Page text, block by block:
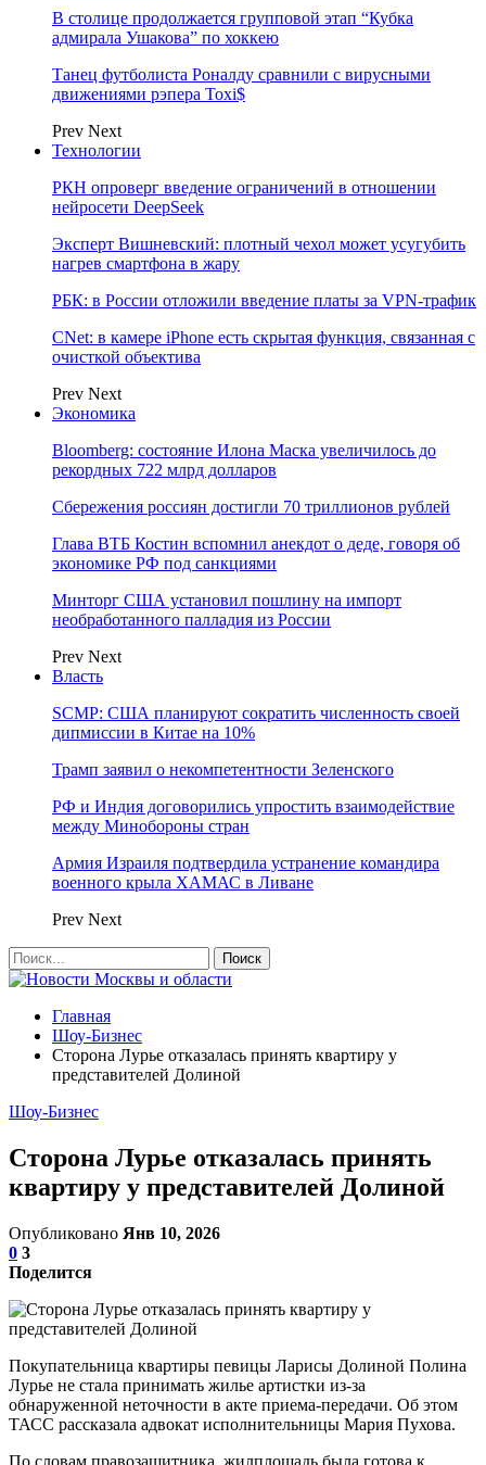
В столице продолжается групповой этап “Кубка
адмирала Ушакова” по хоккею
Танец футболиста Роналду сравнили с вирусными
движениями рэпера Toxi$
Prev Next
Технологии
РКН опроверг введение ограничений в отношении
нейросети DeepSeek
Эксперт Вишневский: плотный чехол может усугубить
нагрев смартфона в жару
РБК: в России отложили введение платы за VPN-трафик
CNet: в камере iPhone есть скрытая функция, связанная с
очисткой объектива
Prev Next
Экономика
Bloomberg: состояние Илона Маска увеличилось до
рекордных 722 млрд долларов
Сбережения россиян достигли 70 триллионов рублей
Глава ВТБ Костин вспомнил анекдот о деде, говоря об
экономике РФ под санкциями
Минторг США установил пошлину на импорт
необработанного палладия из России
Prev Next
Власть
SCMP: США планируют сократить численность своей
дипмиссии в Китае на 10%
Трамп заявил о некомпетентности Зеленского
РФ и Индия договорились упростить взаимодействие
между Минобороны стран
Армия Израиля подтвердила устранение командира
военного крыла ХАМАС в Ливане
Prev Next
Главная
Шоу-Бизнес
Сторона Лурье отказалась принять квартиру у
представителей Долиной
Шоу-Бизнес
Сторона Лурье отказалась принять
квартиру у представителей Долиной
Опубликовано Янв 10, 2026
0 3
Поделится
Покупательница квартиры певицы Ларисы Долиной Полина
Лурье не стала принимать жилье артистки из-за
обнаруженной неточности в акте приема-передачи. Об этом
ТАСС рассказала адвокат исполнительницы Мария Пухова.
По словам правозащитника, жилплощадь была готова к